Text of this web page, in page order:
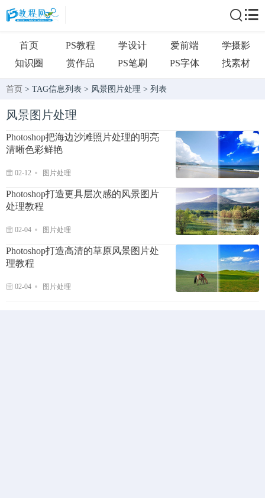
首页 PS教程 学设计 爱前端
学摄影
知识圈
赏作品 PS笔刷 PS字体 找素材
首页 > TAG信息列表 > 风景图片处理 > 列表
风景图片处理
Photoshop把海边沙滩照片处理的明亮
清晰色彩鲜艳
02-12 图片处理
Photoshop打造更具层次感的风景图片
处理教程
02-04 图片处理
Photoshop打造高清的草原风景图片处
理教程
02-04 图片处理